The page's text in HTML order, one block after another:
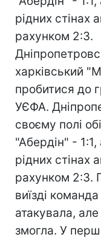
рідних стінах
рахунком 2:3.
харківський
пробитися до
УЄФА.
своєму полі
"Абердін" -
рідних стінах
рахунком 2:3.
виїзді
атакувала,
змогла. У